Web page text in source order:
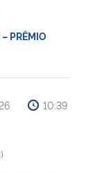
PRÊMIO
10:39